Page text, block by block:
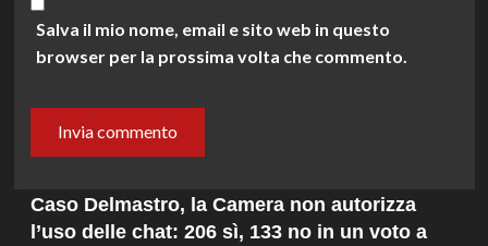
Salva il mio nome, email e sito web in questo
browser per la prossima volta che commento.
Caso Delmastro, la Camera non autorizza
l’uso delle chat: 206 sì, 133 no in un voto a